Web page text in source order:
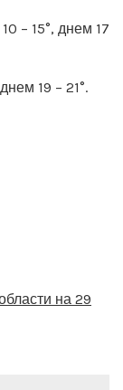
– 15°, днем 17
19 – 21°.
на 29